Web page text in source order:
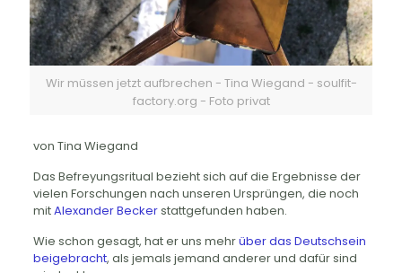
Wir müssen jetzt aufbrechen - Tina Wiegand - soulfit-
factory.org - Foto privat
von Tina Wiegand
Das Befreyungsritual bezieht sich auf die Ergebnisse der
vielen Forschungen nach unseren Ursprüngen, die noch
mitAlexander Beckerstattgefunden haben.
Wie schon gesagt, hat er uns mehrüber das Deutschsein
beigebracht, als jemals jemand anderer und dafür sind